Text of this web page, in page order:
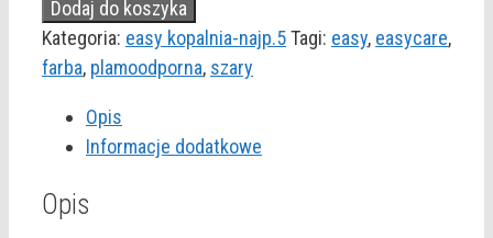
Farba
Dulux
EasyCare
szary"
Dodaj do koszyka
Kategoria: easy kopalnia-najp.5Tagi: easy, easycare,
farba, plamoodporna, szary
Opis
Informacje dodatkowe
Opis